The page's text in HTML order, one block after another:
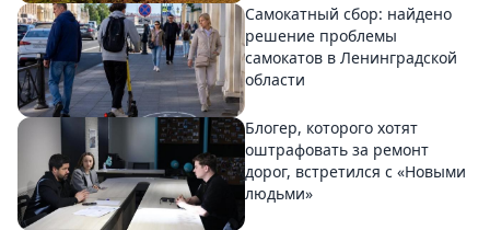
Самокатный сбор: найдено
решение проблемы
самокатов в Ленинградской
области
Блогер, которого хотят
оштрафовать за ремонт
дорог, встретился с «Новыми
людьми»